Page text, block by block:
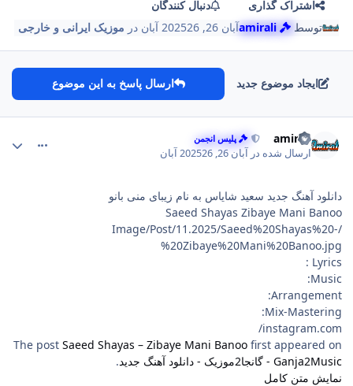
اشتراک گذاری
دنبال کنندگان
توسط
amirali آبان 26, 2025 26 آبان در موزیک ایرانی و خارجی
ایجاد موضوع جدید ارسال پاسخ به این موضوع
amirali پلیس انجمن
ارسال شده در آبان 26, 2025 26 آبان
دانلود آهنگ جدید سعید شایاس به نام زیبای منی بانو
Saeed Shayas Zibaye Mani Banoo
/Image/Post/11.2025/Saeed%20Shayas%20-
%20Zibaye%20Mani%20Banoo.jpg
Lyrics :
Music:
Arrangement:
Mix-Mastering:
instagram.com/
The post Saeed Shayas – Zibaye Mani Banoo first appeared on
Ganja2Music - گانجا2موزیک - دانلود آهنگ جدید
.
نمایش متن کامل